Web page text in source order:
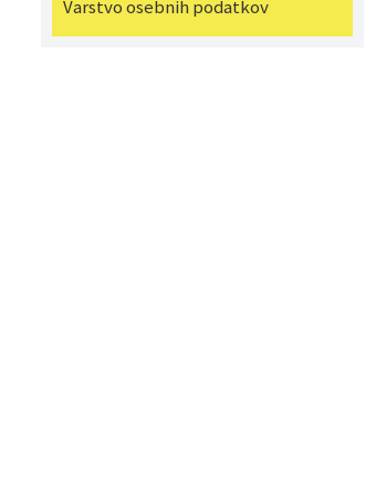
Varstvo osebnih podatkov